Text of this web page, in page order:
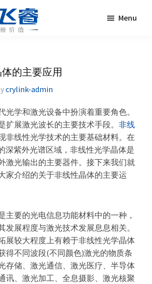
Menu
的主要应用
crylink-admin
光学和激光设备中扮演着重要角色。
扩展激光波长的主要技术手段。 非线
非线性光学技术的主要基础材料。在
深紫外光谱区域，非线性光学晶体是
激光输出的主要器件。接下来我们就
家介绍的关于非线性晶体的主要运
主要的光电信息功能材料中的一种，
发展程度与激光技术发展息息相关。
展较大程度上有赖于非线性光学晶体
得不同波段(不同颜色)激光的物质条
存储、激光通信、激光医疗、半导体
讯、激光加工、全息摄影、激光核聚